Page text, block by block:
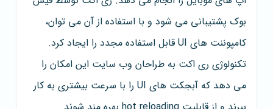
بوک پشتیبانی می شود و با استفاده از آن می توان،
کامپوننت های UI قابل استفاده مجدد را ایجاد کرد.
تکنولوژی ری اکت به طراحان وب سایت این امکان را
می دهد که آبجکت های UI را با سرعت بیشتری به کار